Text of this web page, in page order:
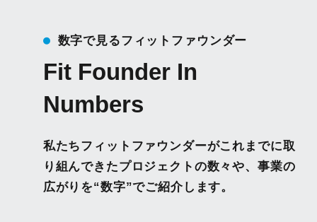
数字で見るフィットファウンダー
Fit Founder In
Numbers
私たちフィットファウンダーがこれまでに取
り組んできたプロジェクトの数々や、事業の
広がりを“数字”でご紹介します。